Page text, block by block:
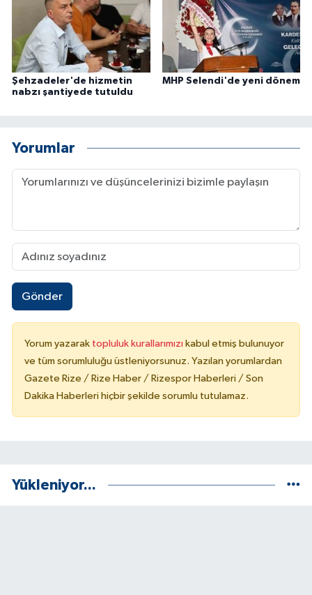
Şehzadeler'de hizmetin
nabzı şantiyede tutuldu
MHP Selendi'de yeni dönem
Yorumlar
Gönder
Yorum yazarak topluluk kurallarımızı kabul etmiş bulunuyor
ve tüm sorumluluğu üstleniyorsunuz. Yazılan yorumlardan
Gazete Rize / Rize Haber / Rizespor Haberleri / Son
Dakika Haberleri hiçbir şekilde sorumlu tutulamaz.
Yükleniyor...